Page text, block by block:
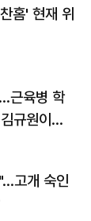
홈' 현재 위
근육병 학
규원이었
고개 숙인